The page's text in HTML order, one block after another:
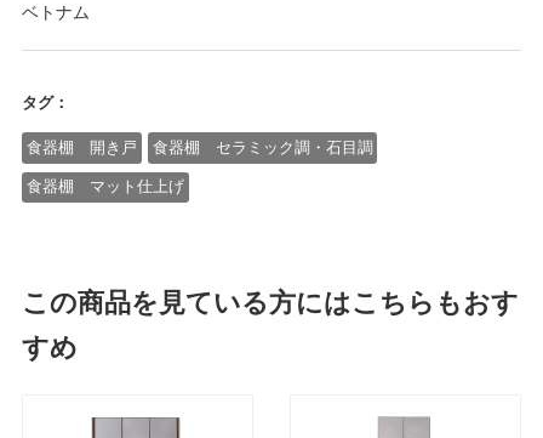
ベトナム
タグ：
食器棚 開き戸 食器棚 セラミック調・石目調
食器棚 マット仕上げ
この商品を見ている方にはこちらもおす
すめ